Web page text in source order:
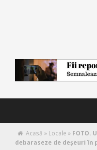
Acasă » Locale » FOTO.
debaraseze de deșeuri în